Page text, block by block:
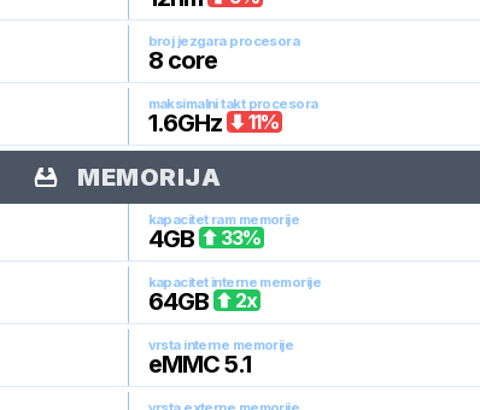
broj jezgara procesora
8core
maksimalni takt procesora
1.6GHz 11%
MEMORIJA
kapacitet ram memorije
4GB 33%
kapacitet interne memorije
64GB 2x
vrsta interne memorije
eMMC 5.1